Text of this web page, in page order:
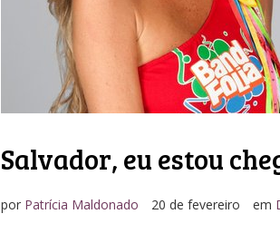
Salvador, eu estou
por Patrícia Maldonado 20 de fevereiro em